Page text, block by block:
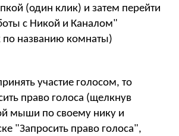
(один клик) и затем перейти
с Никой и Каналом"
по названию комнаты)
участие голосом, то
право голоса (щелкнув
мыши по своему нику и
"Запросить право голоса",